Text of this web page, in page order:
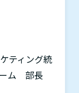
ティング統
ム 部長